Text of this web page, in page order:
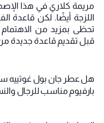
مريمة كلاري في هذا
اللزجة أيضًا. لكن قاعدة
تحظى بمزيد من
قبل تقديم قاعدة جديدة
هل عطر جان بول غوتييه
بارفيوم مناسب للرجال